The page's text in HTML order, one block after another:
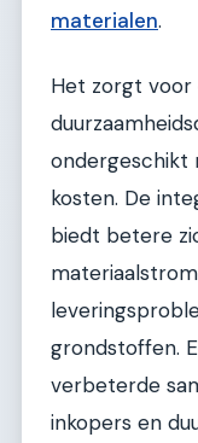
materialen.
Het zorgt voor
ondergeschikt
kosten. De
biedt betere
grondstoffen.
verbeterde
inkopers en